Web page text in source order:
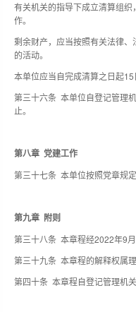
有关机关的指导下成立清算组
作。
剩余财产，应当按照有关法律
的活动。
本单位应当自完成清算之日起15
第三十六条 本单位自登记管理
止。
第八章 党建工作
第三十七条 本单位按照党章规
第九章 附则
第三十八条 本章程经2022年9月
第三十九条 本章程的解释权属理
第四十条 本章程自登记管理机关